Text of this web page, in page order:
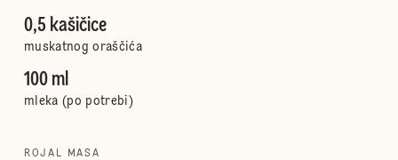
0,5 kašičice
muskatnog oraščića
100 ml
mleka (po potrebi)
ROJAL MASA